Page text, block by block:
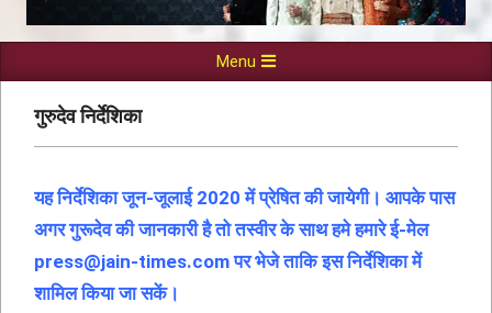
Menu
गुरुदेव निर्देशिका
यह निर्देशिका जून-जूलाई 2020 में प्रेषित की जायेगी। आपके पास
अगर गुरूदेव की जानकारी है तो तस्वीर के साथ हमे हमारे ई-मेल
press@jain-times.com पर भेजे ताकि इस निर्देशिका में
शामिल किया जा सकें।